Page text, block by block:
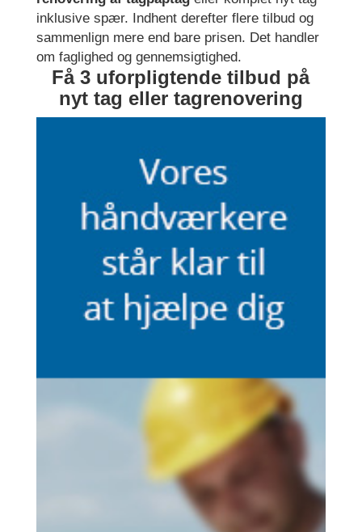
inklusive spær. Indhent derefter flere tilbud og
sammenlign mere end bare prisen. Det handler
om faglighed og gennemsigtighed.
Få 3 uforpligtende tilbud på
nyt tag eller tagrenovering